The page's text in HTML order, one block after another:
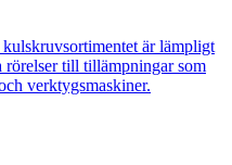
är lämpligt
rörelser till tillämpningar som
verktygsmaskiner.